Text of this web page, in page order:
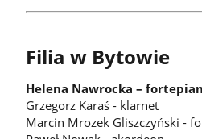
Filia w Bytowie
Helena Nawrocka –
Grzegorz Karaś - klarnet
Marcin Mrozek Gliszczyński -